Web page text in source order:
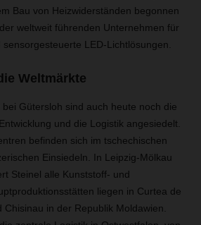
Bau von Heizwiderständen begonnen
weltweit führenden Unternehmen für
LED-Lichtlösungen.
Weltmärkte
Gütersloh sind auch heute noch die
und die Logistik angesiedelt.
befinden sich im tschechischen
Einsiedeln. In Leipzig-Mölkau
Steinel alle Kunststoff- und
liegen in Curtea de
in der Republik Moldawien.